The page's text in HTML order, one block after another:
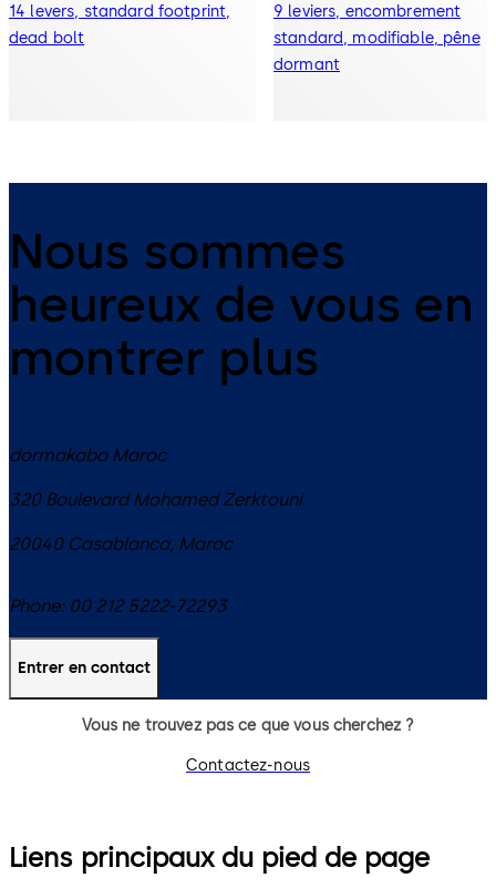
14 levers, standard footprint,
dead bolt
9 leviers, encombrement
standard, modifiable, pêne
dormant
Nous sommes
heureux de vous en
montrer plus
dormakaba Maroc
320 Boulevard Mohamed Zerktouni
20040 Casablanca, Maroc
Phone: 00 212 5222-72293
Entrer en contact
Vous ne trouvez pas ce que vous cherchez ?
Contactez-nous
Liens principaux du pied de page